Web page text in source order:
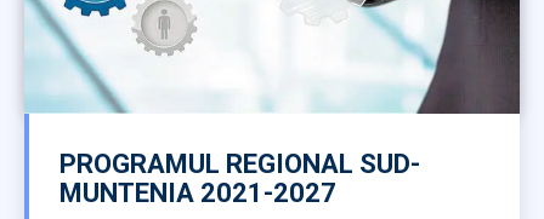
PROGRAMUL REGIONAL SUD-
MUNTENIA 2021-2027